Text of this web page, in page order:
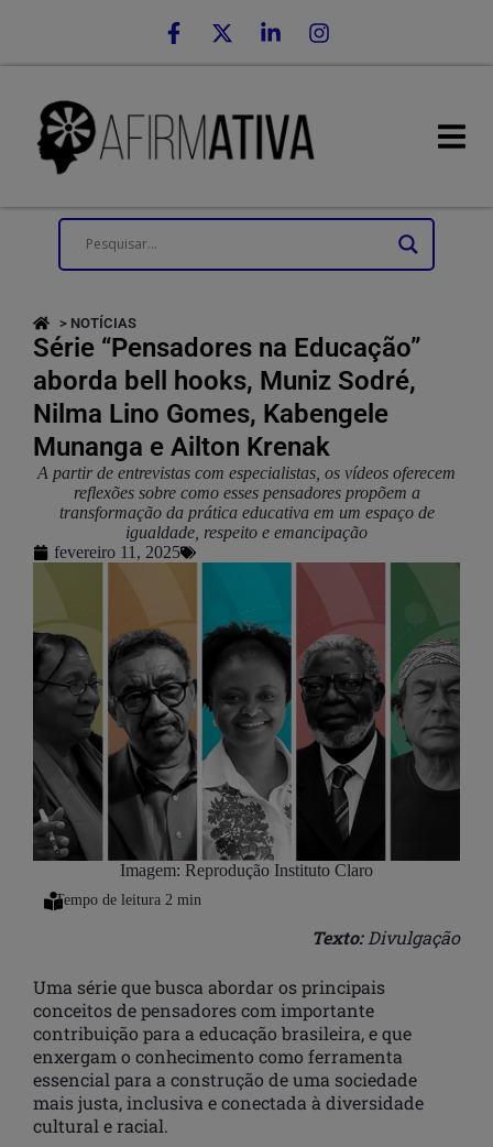
> NOTÍCIAS
Série “Pensadores na Educação”
aborda bell hooks, Muniz Sodré,
Nilma Lino Gomes, Kabengele
Munanga e Ailton Krenak
A partir de entrevistas com especialistas, os vídeos oferecem
reflexões sobre como esses pensadores propõem a
transformação da prática educativa em um espaço de
igualdade, respeito e emancipação
fevereiro 11, 2025
Imagem: Reprodução Instituto Claro
Texto: Divulgação
Uma série que busca abordar os principais
conceitos de pensadores com importante
contribuição para a educação brasileira, e que
enxergam o conhecimento como ferramenta
essencial para a construção de uma sociedade
mais justa, inclusiva e conectada à diversidade
cultural e racial.